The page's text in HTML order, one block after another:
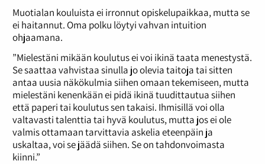
Muotialan kouluista ei irronnut opiskelupaikkaa, mutta se
ei haitannut. Oma polku löytyi vahvan intuition
ohjaamana.
”Mielestäni mikään koulutus ei voi ikinä taata menestystä.
Se saattaa vahvistaa sinulla jo olevia taitoja tai sitten
antaa uusia näkökulmia siihen omaan tekemiseen, mutta
mielestäni kenenkään ei pidä ikinä tuudittautua siihen
että paperi tai koulutus sen takaisi. Ihmisillä voi olla
valtavasti talenttia tai hyvä koulutus, mutta jos ei ole
valmis ottamaan tarvittavia askelia eteenpäin ja
uskaltaa, voi se jäädä siihen. Se on tahdonvoimasta
kiinni.”